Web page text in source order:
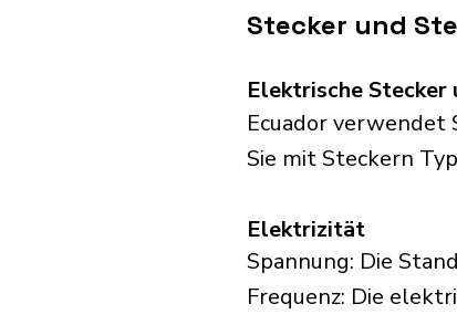
Stecker und
Elektrische Stecker
Ecuador verwendet
Sie mit Steckern
Elektrizität
Spannung: Die
Frequenz: Die